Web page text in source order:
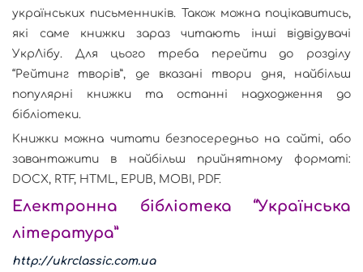
українських письменників. Також можна поцікавитись,
які саме книжки зараз читають інші відвідувачі
УкрЛібу. Для цього треба перейти до розділу
“Рейтинг творів”, де вказані твори дня, найбільш
популярні книжки та останні надходження до
бібліотеки.
Книжки можна читати безпосередньо на сайті, або
завантажити в найбільш прийнятному форматі:
DOCX, RTF, HTML, EPUB, MOBI, PDF.
Електронна бібліотека “Українська
література”
http://ukrclassic.com.ua